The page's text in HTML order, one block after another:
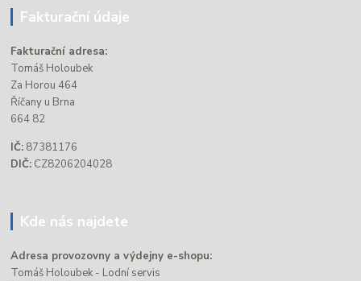
Fakturační údaje
Fakturační adresa:
Tomáš Holoubek
Za Horou 464
Říčany u Brna
664 82
IČ: 87381176
DIČ: CZ8206204028
Kde nás najdete
Adresa provozovny a výdejny e-shopu:
Tomáš Holoubek - Lodní servis